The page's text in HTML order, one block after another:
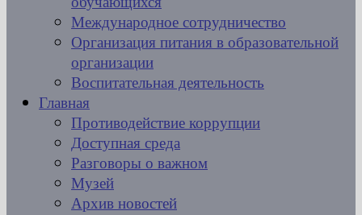
Международное сотрудничество
Организация питания в образовательной
организации
Воспитательная деятельность
Главная
Противодействие коррупции
Доступная среда
Разговоры о важном
Музей
Архив новостей